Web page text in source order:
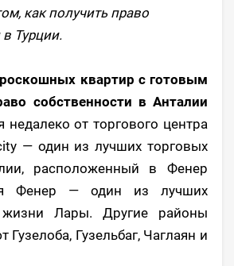
как получить право
Турции.
квартир с готовым
собственности в Анталии
недалеко от торгового центра
— один из лучших торговых
расположенный в Фенер
Фенер — один из лучших
Лары. Другие районы
Гузельбаг, Чаглаян и